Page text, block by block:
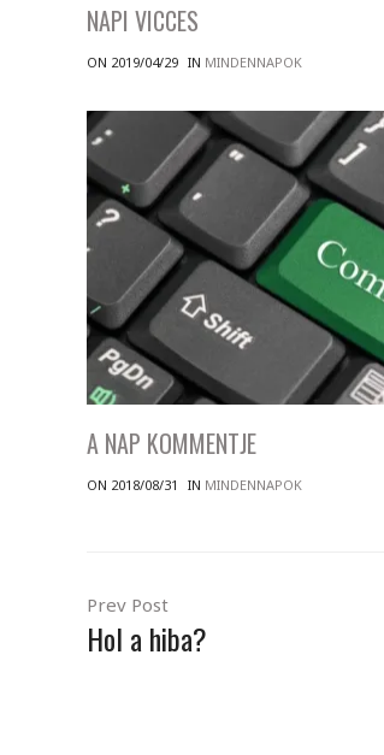
NAPI VICCES
ON 2019/04/29 IN MINDENNAPOK
A NAP KOMMENTJE
ON 2018/08/31 IN MINDENNAPOK
Prev Post
Hol a hiba?